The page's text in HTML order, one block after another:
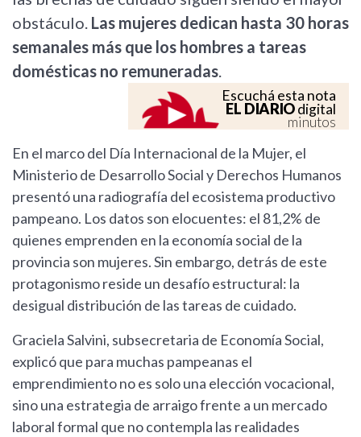
obstáculo. Las mujeres dedican hasta 30 horas
semanales más que los hombres a tareas
domésticas no remuneradas.
Escuchá esta nota
EL DIARIOdigital
minutos
En el marco del Día Internacional de la Mujer, el
Ministerio de Desarrollo Social y Derechos Humanos
presentó una radiografía del ecosistema productivo
pampeano. Los datos son elocuentes: el 81,2% de
quienes emprenden en la economía social de la
provincia son mujeres. Sin embargo, detrás de este
protagonismo reside un desafío estructural: la
desigual distribución de las tareas de cuidado.
Graciela Salvini, subsecretaria de Economía Social,
explicó que para muchas pampeanas el
emprendimiento no es solo una elección vocacional,
sino una estrategia de arraigo frente a un mercado
laboral formal que no contempla las realidades